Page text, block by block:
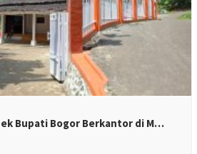
Bupati Bogor Berkantor di M…